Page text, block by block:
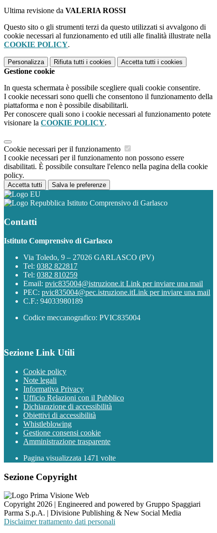
Ultima revisione da VALERIA ROSSI
Questo sito o gli strumenti terzi da questo utilizzati si avvalgono di
cookie necessari al funzionamento ed utili alle finalità illustrate nella
COOKIE POLICY.
Personalizza Rifiuta tutti i cookies Accetta tutti i cookies
Gestione cookie
In questa schermata è possibile scegliere quali cookie consentire.
I cookie necessari sono quelli che consentono il funzionamento della
piattaforma e non è possibile disabilitarli.
Per conoscere quali sono i cookie necessari al funzionamento potete
visionare la COOKIE POLICY.
Cookie necessari per il funzionamento
I cookie necessari per il funzionamento non possono essere
disabilitati. È possibile consultare l'elenco nella pagina della cookie
policy.
Accetta tutti Salva le preferenze
Istituto Comprensivo di Garlasco
Contatti
Istituto Comprensivo di Garlasco
Via Toledo, 9 – 27026 GARLASCO (PV)
Tel: 0382 822817
Tel: 0382 810259
Email: pvic835004@istruzione.it Link per inviare una mail
PEC: pvic835004@pec.istruzione.itLink per inviare una mail
C.F.: 94033980189
Codice meccanografico: PVIC835004
Sezione Link Utili
Cookie policy
Note legali
Informativa Privacy
Ufficio Relazioni con il Pubblico
Dichiarazione di accessibilità
Obiettivi di accessibilità
Whistleblowing
Gestione consensi cookie
Amministrazione trasparente
Pagina visualizzata 1471 volte
Sezione Copyright
Copyright 2026 | Engineered and powered by Gruppo Spaggiari
Parma S.p.A. | Divisione Publishing & New Social Media
Disclaimer trattamento dati personali